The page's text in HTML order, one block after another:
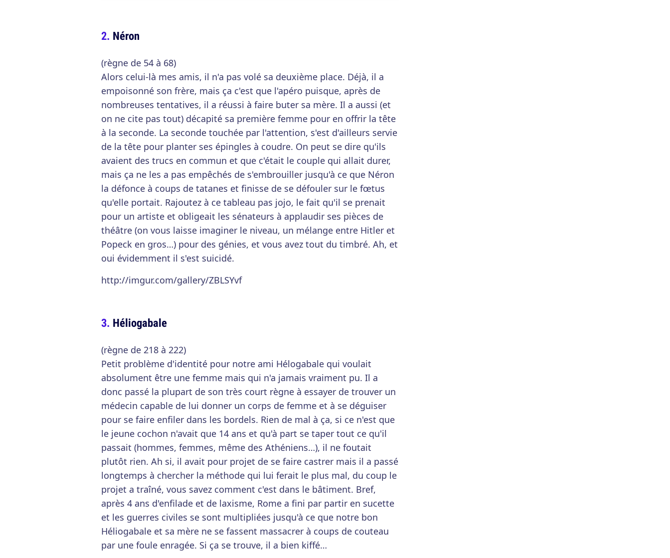
Néron
(règne de 54 à 68)
Alors celui-là mes amis, il n'a pas volé sa deuxième place. Déjà, il a
empoisonné son frère, mais ça c'est que l'apéro puisque, après de
nombreuses tentatives, il a réussi à faire buter sa mère. Il a aussi (et
on ne cite pas tout) décapité sa première femme pour en offrir la tête
à la seconde. La seconde touchée par l'attention, s'est d'ailleurs servie
de la tête pour planter ses épingles à coudre. On peut se dire qu'ils
avaient des trucs en commun et que c'était le couple qui allait durer,
mais ça ne les a pas empêchés de s'embrouiller jusqu'à ce que Néron
la défonce à coups de tatanes et finisse de se défouler sur le fœtus
qu'elle portait. Rajoutez à ce tableau pas jojo, le fait qu'il se prenait
pour un artiste et obligeait les sénateurs à applaudir ses pièces de
théâtre (on vous laisse imaginer le niveau, un mélange entre Hitler et
Popeck en gros…) pour des génies, et vous avez tout du timbré. Ah, et
oui évidemment il s'est suicidé.
http://imgur.com/gallery/ZBLSYvf
Héliogabale
(règne de 218 à 222)
Petit problème d'identité pour notre ami Hélogabale qui voulait
absolument être une femme mais qui n'a jamais vraiment pu. Il a
donc passé la plupart de son très court règne à essayer de trouver un
médecin capable de lui donner un corps de femme et à se déguiser
pour se faire enfiler dans les bordels. Rien de mal à ça, si ce n'est que
le jeune cochon n'avait que 14 ans et qu'à part se taper tout ce qu'il
passait (hommes, femmes, même des Athéniens…), il ne foutait
plutôt rien. Ah si, il avait pour projet de se faire castrer mais il a passé
longtemps à chercher la méthode qui lui ferait le plus mal, du coup le
projet a traîné, vous savez comment c'est dans le bâtiment. Bref,
après 4 ans d'enfilade et de laxisme, Rome a fini par partir en sucette
et les guerres civiles se sont multipliées jusqu'à ce que notre bon
Héliogabale et sa mère ne se fassent massacrer à coups de couteau
par une foule enragée. Si ça se trouve, il a bien kiffé…